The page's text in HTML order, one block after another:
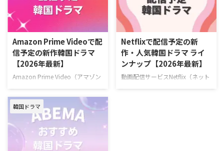
＞＞中国ドラマのU-NEXT配信予
定リストはこちら U-NEXT 最新エ
ピソードが毎週更新中の韓国ドラ
マ 韓国ドラマ『君へと続く僕の
ドリーム！』 10代の終わりに初
恋を経験した二人が15年ぶりに
再会し、夢と愛をともに追いかけ
ていく甘酸っぱくも現実的なロマ
ンドン 脚本チョン・ウンビ キャ
ストフ …
末』 7月4日（土）より独占配信
容疑者の疑いをかけられながら
も、妻を救うため孤独な闘いに身
を投じていく男のロマンティッ
ク・サスペンス。 作品名『夫婦
の結末』 演出キム・ジョンヒョ
ン 脚本チョン・ジェハ キャスト
ナムグン・ミン、イ・ソル、キ
Amazon Prime Videoで配
信予定の新作韓国ドラマ
【2026年最新】
Amazon Prime Video（アマゾン
韓国ドラマを一挙ご紹介！（随時
更新） Amazonプライムビデオ
で2026年6月に配信する韓国作品
『残念ながら明日も出勤です！』
2026年6月22日（月）スタート
ソ・イングク主演！ 日常の倦怠
Netflixで配信予定の新
作・人気韓国ドラマ ライ
ンナップ【2026年最新】
動画配信サービスNetflix（ネット
韓国ドラマ